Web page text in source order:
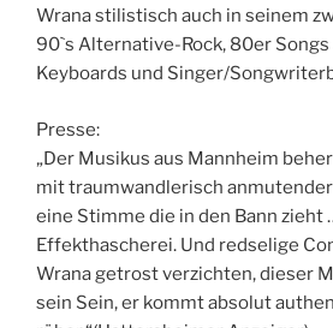
Wrana stilistisch auch in seinem
90`s Alternative-Rock, 80er
Keyboards und Singer/
Presse:
„Der Musikus aus Mannheim
mit traumwandlerisch
eine Stimme die in den Bann zieht
Effekthascherei. Und redselige
Wrana getrost verzichten, dieser
sein Sein, er kommt absolut